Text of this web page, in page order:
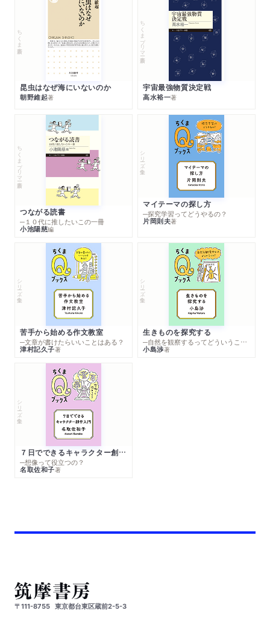
ちくま新書
昆虫はなぜ海にいないのか
朝野維起著
ちくまプリマー新書
宇宙最強物質決定戦
高水裕一著
ちくまプリマー新書
つながる読書
─１０代に推したいこの一冊
小池陽慈編
シリーズ・全集
マイテーマの探し方
─探究学習ってどうやるの？
片岡則夫著
シリーズ・全集
苦手から始める作文教室
─文章が書けたらいいことはある？
津村記久子著
シリーズ・全集
生きものを探究する
─自然を観察するってどういうこと？
小島渉著
シリーズ・全集
７日でできるキャラクター創作入門
─想像って役立つの？
名取佐和子著
〒111-8755 東京都台東区蔵前2-5-3